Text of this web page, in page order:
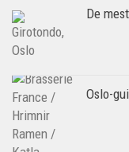
De
Oslo-